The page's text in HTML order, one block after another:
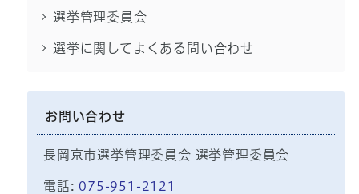
選挙管理委員会
選挙に関してよくある問い合わせ
お問い合わせ
長岡京市選挙管理委員会 選挙管理委員会
電話: 075-951-2121